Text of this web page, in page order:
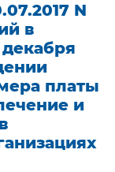
N
в
платы
и